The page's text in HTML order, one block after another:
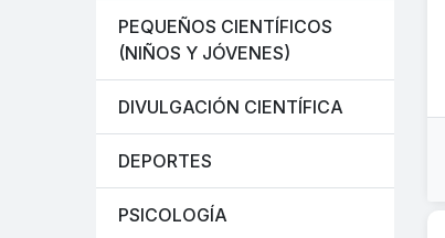
PEQUEÑOS CIENTÍFICOS
(NIÑOS Y JÓVENES)
DIVULGACIÓN CIENTÍFICA
DEPORTES
PSICOLOGÍA